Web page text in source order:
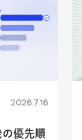
2026.7.16
の優先順